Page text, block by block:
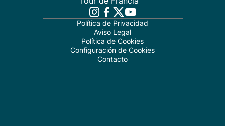
Política de Privacidad
Aviso Legal
Política de Cookies
Configuración de Cookies
Contacto